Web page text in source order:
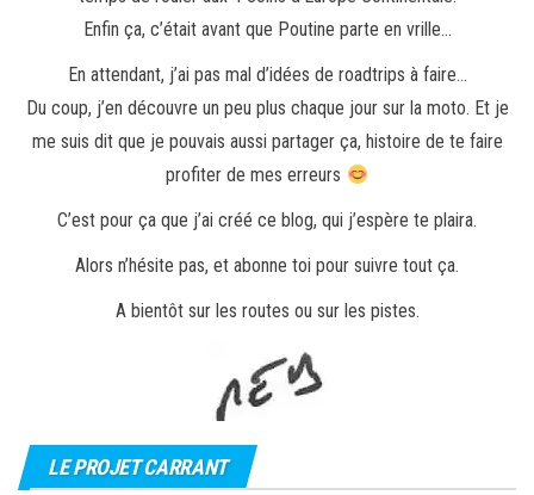
Enfin ça, c’était avant que Poutine parte en vrille…
En attendant, j’ai pas mal d’idées de roadtrips à faire…
Du coup, j’en découvre un peu plus chaque jour sur la moto. Et je
me suis dit que je pouvais aussi partager ça, histoire de te faire
profiter de mes erreurs
C’est pour ça que j’ai créé ce blog, qui j’espère te plaira.
Alors n’hésite pas, et abonne toi pour suivre tout ça.
A bientôt sur les routes ou sur les pistes.
LE PROJET CARRANT